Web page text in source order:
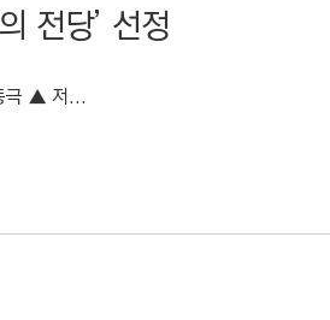
전당’ 선정
극 ▲ 저...